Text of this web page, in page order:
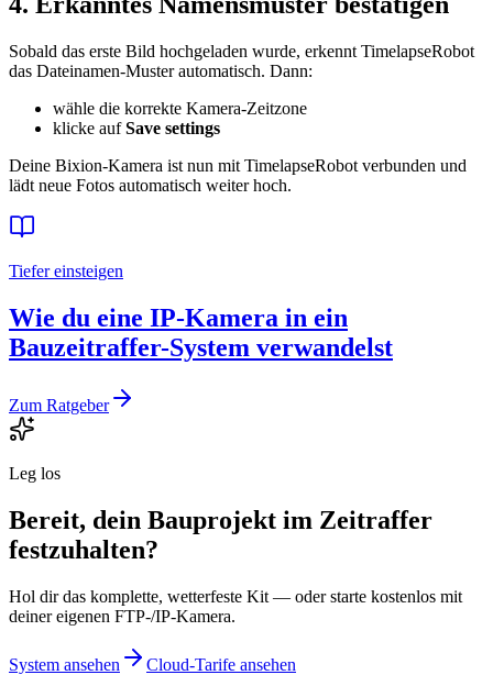
Sobald das erste Bild hochgeladen wurde, erkennt TimelapseRobot
das Dateinamen-Muster automatisch. Dann:
wähle die korrekte Kamera-Zeitzone
klicke aufSave settings
Deine Bixion-Kamera ist nun mit TimelapseRobot verbunden und
lädt neue Fotos automatisch weiter hoch.
Tiefer einsteigen
Wie du eine IP-Kamera in ein
Bauzeitraffer-System verwandelst
Zum Ratgeber
Leg los
Bereit, dein Bauprojekt im Zeitraffer
festzuhalten?
Hol dir das komplette, wetterfeste Kit — oder starte kostenlos mit
deiner eigenen FTP-/IP-Kamera.
System ansehen Cloud-Tarife ansehen